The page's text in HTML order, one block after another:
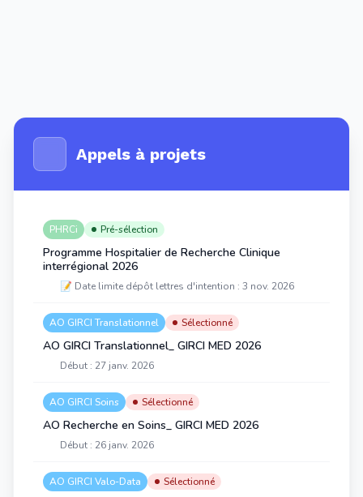
Appels à projets
PHRCi Pré-sélection
Programme Hospitalier de Recherche Clinique
interrégional 2026
📝 Date limite dépôt lettres d'intention : 3 nov. 2026
AO GIRCI Translationnel Sélectionné
AO GIRCI Translationnel_ GIRCI MED 2026
Début : 27 janv. 2026
AO GIRCI Soins Sélectionné
AO Recherche en Soins_ GIRCI MED 2026
Début : 26 janv. 2026
AO GIRCI Valo-Data Sélectionné